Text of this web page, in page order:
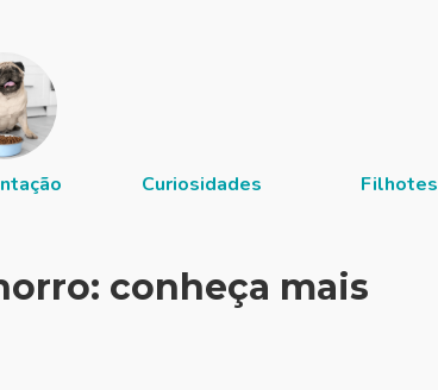
Curiosidades Filhotes
conheça mais